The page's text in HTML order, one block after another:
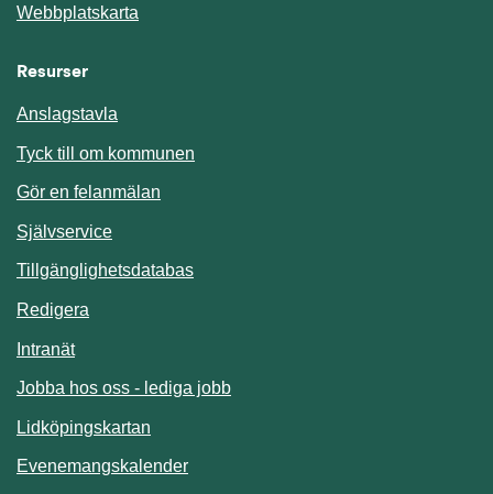
Webbplatskarta
Resurser
Anslagstavla
Tyck till om kommunen
Gör en felanmälan
SjälvserviceLänk till annan webbplats.
TillgänglighetsdatabasLänk till annan webbplats.
Redigera
IntranätLänk till annan webbplats.
Jobba hos oss - lediga jobb
Lidköpingskartan
EvenemangskalenderLänk till annan webbplats.